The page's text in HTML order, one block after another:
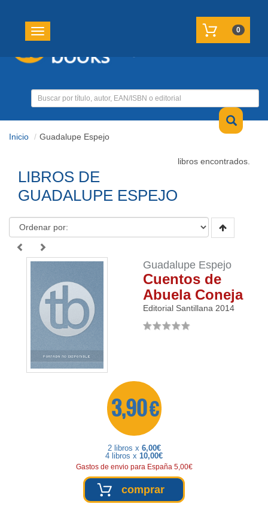
Toggle navigation 0
Inicio Guadalupe Espejo
libros encontrados.
LIBROS DE
GUADALUPE ESPEJO
Guadalupe Espejo
Cuentos de
Abuela Coneja
Editorial Santillana 2014
3,90 €
2 libros x 6,00€
4 libros x 10,00€
Gastos de envio para España 5,00€
comprar